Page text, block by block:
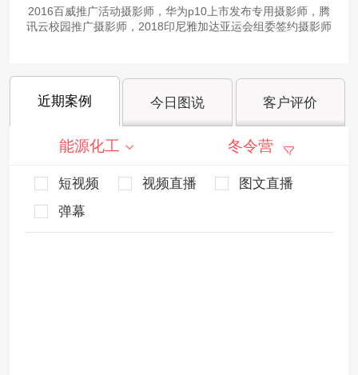
2016百威推广活动摄影师，华为p10上市发布专用摄影师，腾
讯云校园推广摄影师，2018印尼雅加达亚运会组委签约摄影师
近期案例 今日图说 客户评价
能源化工 冬令营
短视频 视频直播
图文直播
弹幕